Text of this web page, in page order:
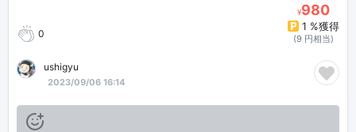
0
¥980
1 %獲得
(9 円相当)
ushigyu
2023/09/06 16:14